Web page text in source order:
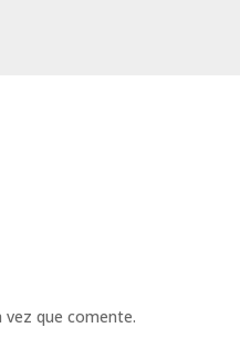
que comente.